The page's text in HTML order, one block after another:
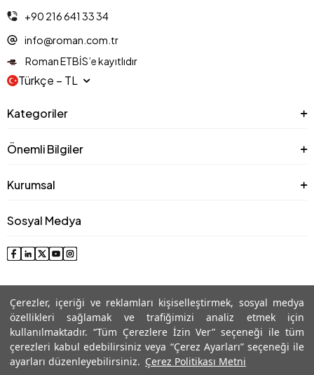
Çerezler, içeriği ve reklamları kişiselleştirmek, sosyal medya
özellikleri sağlamak ve trafiğimizi analiz etmek için
kullanılmaktadır. “Tüm Çerezlere İzin Ver” seçeneği ile tüm
çerezleri kabul edebilirsiniz veya “Çerez Ayarları” seçeneği ile
ayarları düzenleyebilirsiniz. Çerez Politikası Metni
+90 216 641 33 34
info@roman.com.tr
Roman ETBİS’e kayıtlıdır
Türkçe − TL
Kategoriler
Önemli Bilgiler
Kurumsal
Sosyal Medya
© 2025 Roman® Tüm Hakları Saklıdır, İzinsiz kullanılamaz